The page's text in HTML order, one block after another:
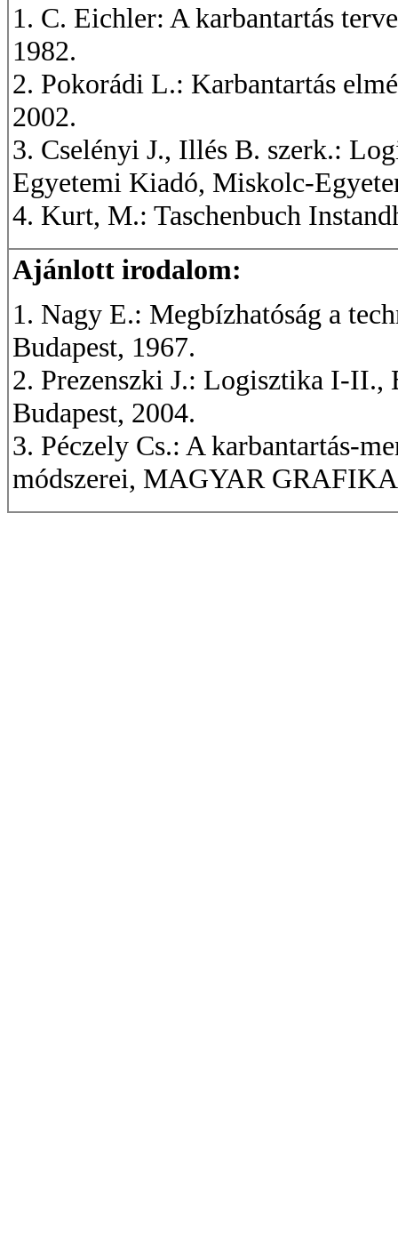
1. C. Eichler: A karbantartás
1982.
2. Pokorádi L.: Karbantartás
2002.
3. Cselényi J., Illés B. szerk.:
Egyetemi Kiadó, Miskolc-
4. Kurt, M.: Taschenbuch
Ajánlott irodalom:
1. Nagy E.: Megbízhatóság a
Budapest, 1967.
2. Prezenszki J.: Logisztika I-II.,
Budapest, 2004.
3. Péczely Cs.: A karbantartás-
módszerei, MAGYAR